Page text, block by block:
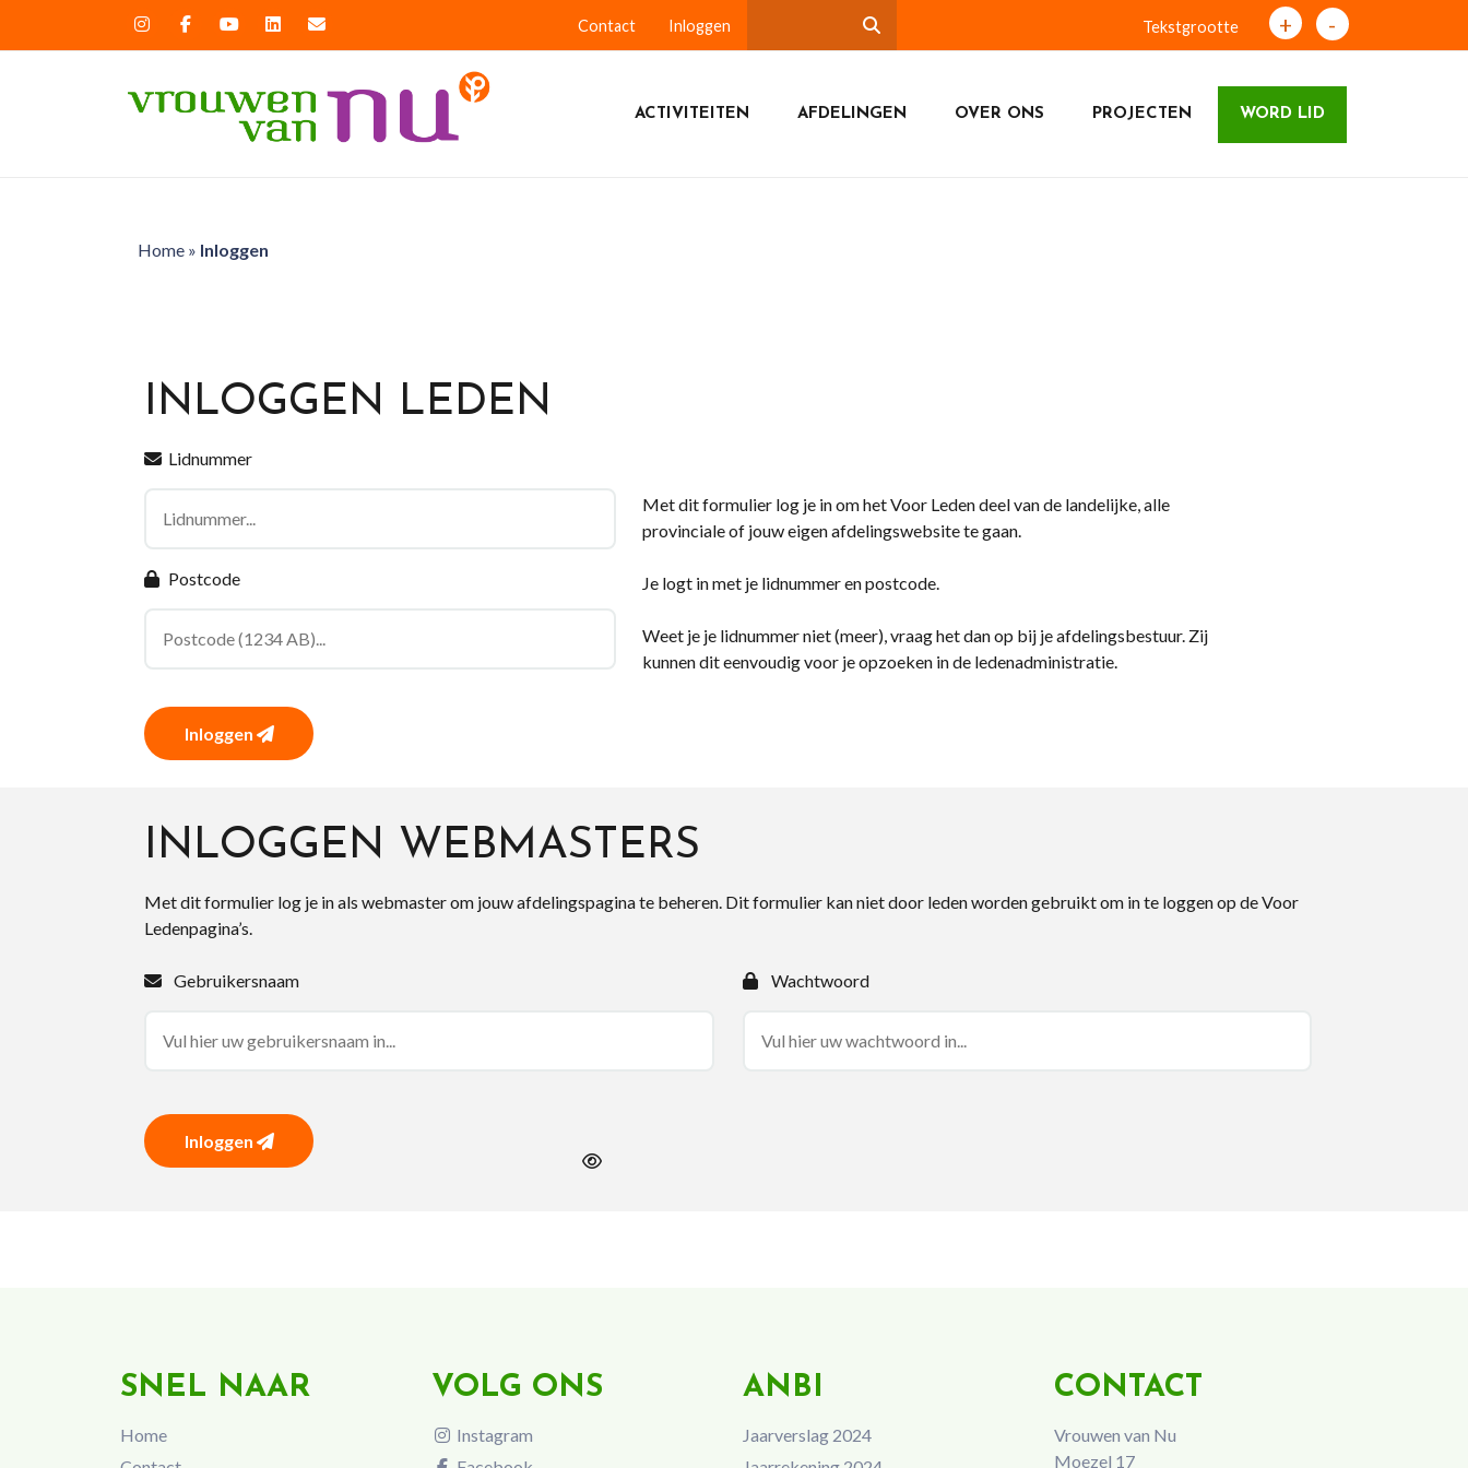
Contact Inloggen Tekstgrootte + -
ACTIVITEITEN AFDELINGEN OVER ONS PROJECTEN WORD LID
Home» Inloggen
INLOGGEN LEDEN
Lidnummer
Postcode
Inloggen
Met dit formulier log je in om het Voor Leden deel van de landelijke, alle
provinciale of jouw eigen afdelingswebsite te gaan.
Je logt in met je lidnummer en postcode.
Weet je je lidnummer niet (meer), vraag het dan op bij je afdelingsbestuur. Zij
kunnen dit eenvoudig voor je opzoeken in de ledenadministratie.
INLOGGEN WEBMASTERS
Met dit formulier log je in als webmaster om jouw afdelingspagina te beheren. Dit formulier kan niet door leden worden gebruikt om in te loggen op de Voor
Ledenpagina’s.
Gebruikersnaam Wachtwoord
Inloggen
SNEL NAAR
Home
VOLG ONS
Instagram
ANBI
Jaarverslag 2024
CONTACT
Vrouwen van Nu
Moezel 17